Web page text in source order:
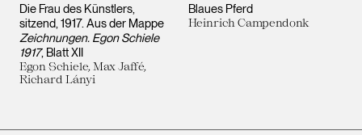
Die Frau des Künstlers,
sitzend, 1917. Aus der Mappe
Zeichnungen. Egon Schiele
1917, Blatt XII
Egon Schiele, Max Jaffé,
Richard Lányi
Blaues Pferd
Heinrich Campendonk